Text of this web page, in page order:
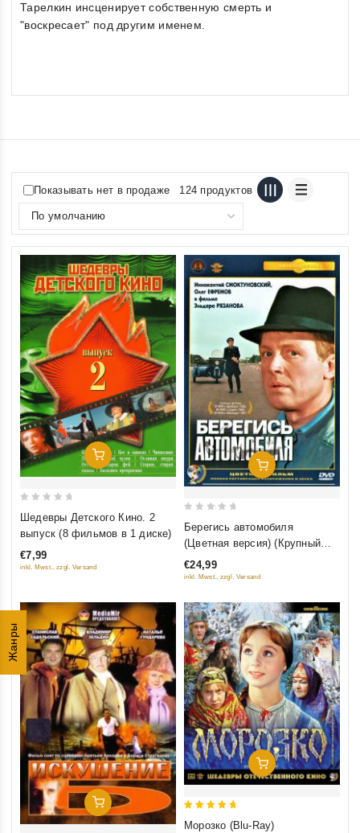
Жанры
Тарелкин инсценирует собственную смерть и
"воскресает" под другим именем.
Показывать нет в продаже 124 продуктов
Добавить В Корзину
out
5
Шедевры Детского Кино. 2
выпуск (8 фильмов в 1 диске)
€7,99
inkl. Mwst., zzgl. Versand
Добавить В Корзину
out
5
Берегись автомобиля
(Цветная версия) (Крупный
план) (2 DVD)
€24,99
inkl. Mwst., zzgl. Versand
Добавить В Корзину
Добавить В Корзину
Морозко (Blu-Ray)